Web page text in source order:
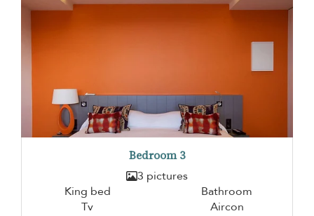
Bedroom 3
3 pictures
King bed
Bathroom
Tv
Aircon